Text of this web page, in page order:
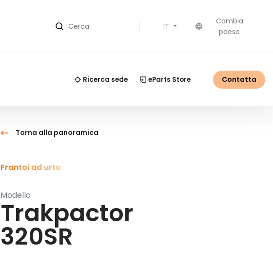
Cerca IT
Cambia
paese
Ricerca sede eParts Store Contatta
Torna alla panoramica
Frantoi ad urto
Modello
Trakpactor
320SR